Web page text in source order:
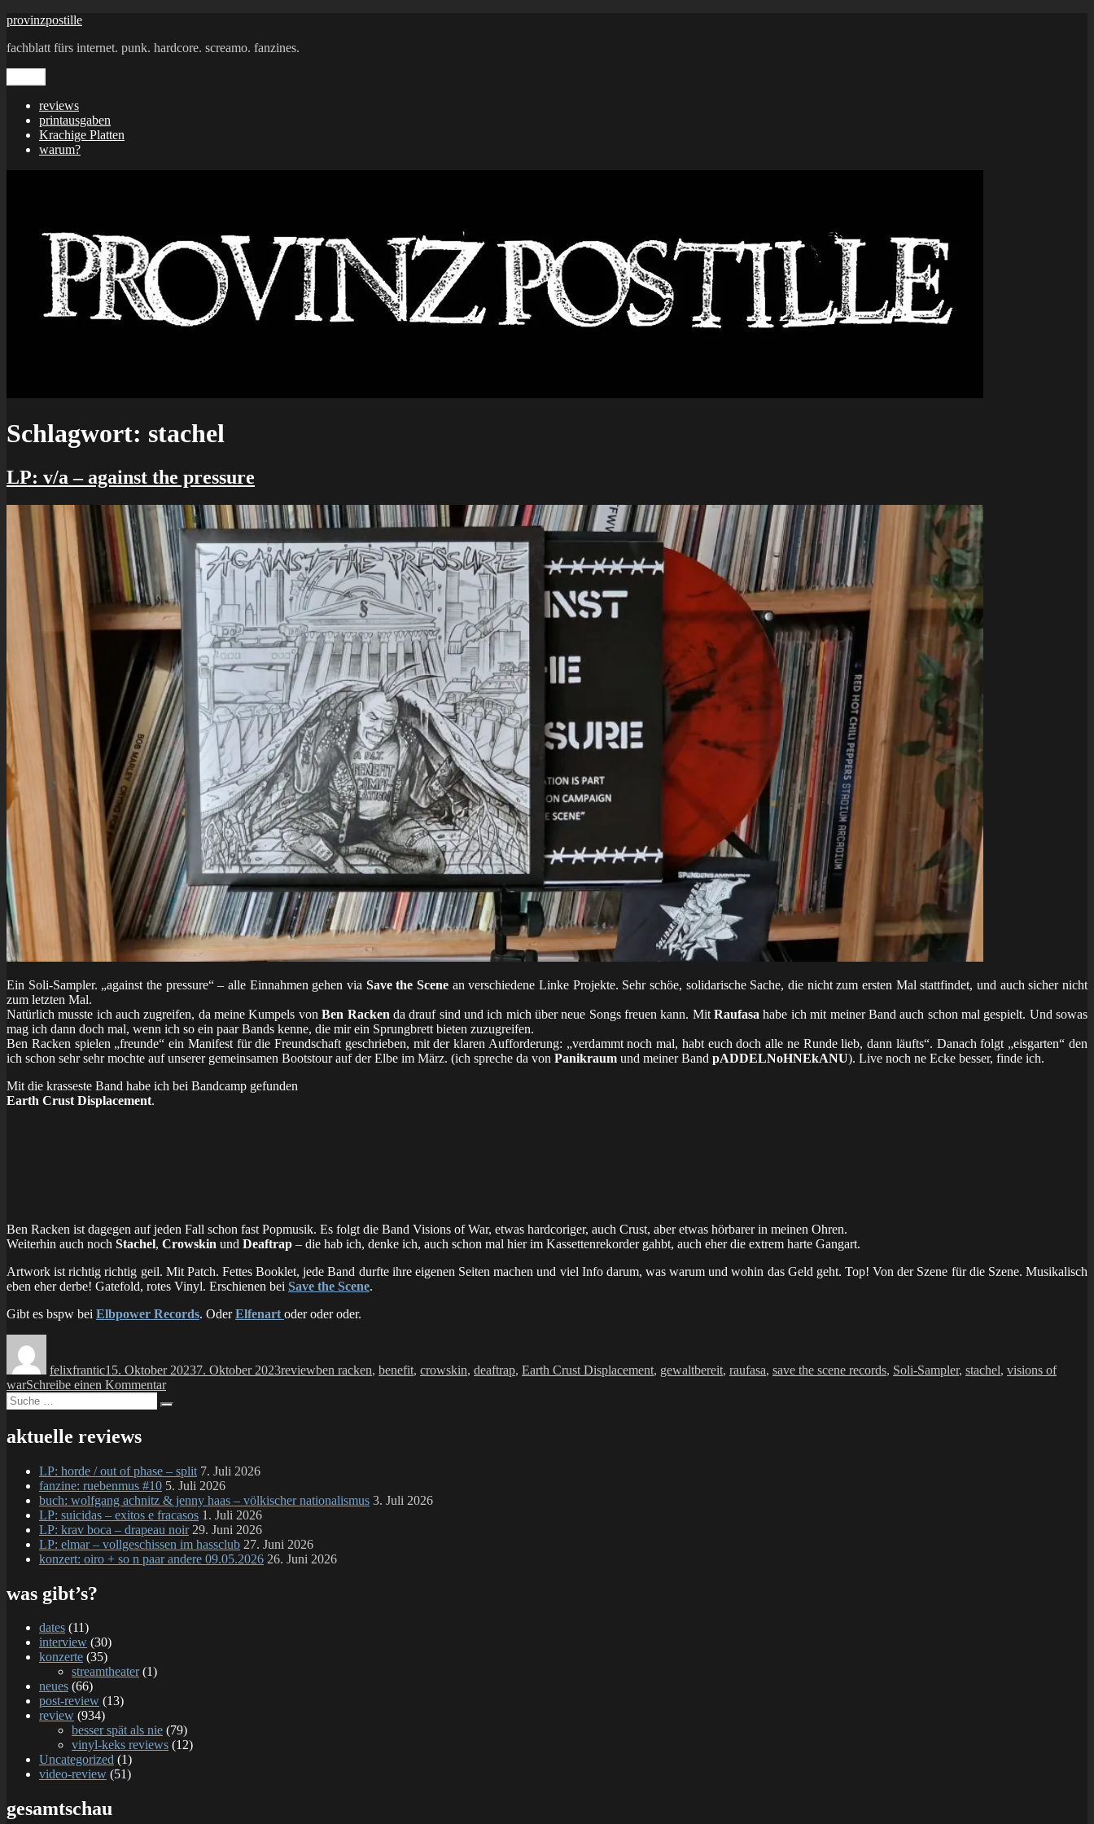
Zum
springen
provinzpostille
fachblatt fürs internet. punk. hardcore. screamo. fanzines.
reviews
printausgaben
Krachige Platten
warum?
Schlagwort: stachel
LP: v/a – against the pressure
Ein Soli-Sampler. „against the pressure“ – alle Einnahmen gehen via Save the Scene an verschiedene Linke Projekte. Sehr schöe, solidarische Sache, die nicht zum ersten Mal stattfindet, und auch sicher nicht
zum letzten Mal.
Natürlich musste ich auch zugreifen, da meine Kumpels vonBen Racken da drauf sind und ich mich über neue Songs freuen kann. MitRaufasa habe ich mit meiner Band auch schon mal gespielt. Und sowas
mag ich dann doch mal, wenn ich so ein paar Bands kenne, die mir ein Sprungbrett bieten zuzugreifen.
Ben Racken spielen „freunde“ ein Manifest für die Freundschaft geschrieben, mit der klaren Aufforderung: „verdammt noch mal, habt euch doch alle ne Runde lieb, dann läufts“. Danach folgt „eisgarten“ den
ich schon sehr sehr mochte auf unserer gemeinsamen Bootstour auf der Elbe im März. (ich spreche da von Panikraum und meiner Band pADDELNoHNEkANU). Live noch ne Ecke besser, finde ich.
Mit die krasseste Band habe ich bei Bandcamp gefunden
Earth Crust Displacement.
Ben Racken ist dagegen auf jeden Fall schon fast Popmusik. Es folgt die Band Visions of War, etwas hardcoriger, auch Crust, aber etwas hörbarer in meinen Ohren.
Weiterhin auch noch Stachel, Crowskin und Deaftrap – die hab ich, denke ich, auch schon mal hier im Kassettenrekorder gahbt, auch eher die extrem harte Gangart.
Artwork ist richtig richtig geil. Mit Patch. Fettes Booklet, jede Band durfte ihre eigenen Seiten machen und viel Info darum, was warum und wohin das Geld geht. Top! Von der Szene für die Szene. Musikalisch
eben eher derbe! Gatefold, rotes Vinyl. Erschienen bei Save the Scene.
Gibt es bspw bei Elbpower Records. OderElfenart oder oder oder.
felixfrantic15. Oktober 20237. Oktober 2023reviewben racken, benefit, crowskin, deaftrap, Earth Crust Displacement, gewaltbereit, raufasa, save the scene records, Soli-Sampler, stachel, visions of
warSchreibe einen Kommentarzu
pressure
Suche
nach:
aktuelle reviews
LP: horde / out of phase – split 7. Juli 2026
fanzine: ruebenmus #10 5. Juli 2026
buch: wolfgang achnitz & jenny haas – völkischer nationalismus 3. Juli 2026
LP: suicidas – exitos e fracasos 1. Juli 2026
LP: krav boca – drapeau noir 29. Juni 2026
LP: elmar – vollgeschissen im hassclub 27. Juni 2026
konzert: oiro + so n paar andere 09.05.2026 26. Juni 2026
was gibt’s?
dates (11)
interview (30)
konzerte (35)
streamtheater(1)
neues (66)
post-review (13)
review (934)
besser spät als nie (79)
vinyl-keks reviews (12)
Uncategorized (1)
video-review (51)
gesamtschau